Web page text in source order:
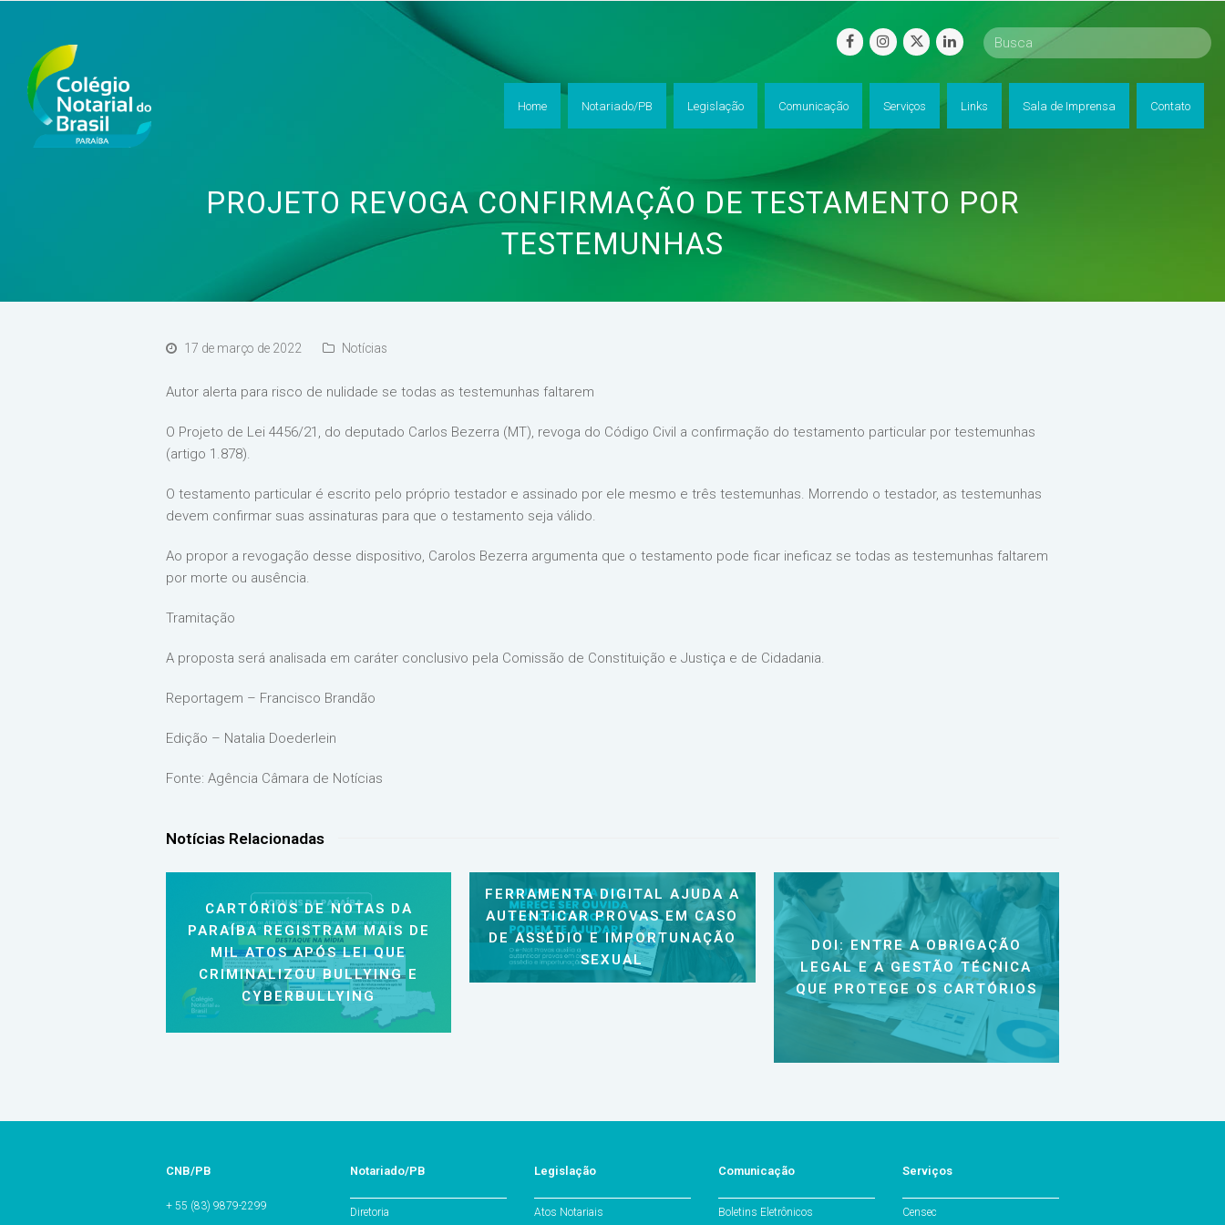
facebookinstagram
twitterlinkedin
Home Notariado/PB Legislação Comunicação Serviços Links Sala de Imprensa Contato
PROJETO REVOGA CONFIRMAÇÃO DE TESTAMENTO POR
TESTEMUNHAS
17 de março de 2022 Notícias
Autor alerta para risco de nulidade se todas as testemunhas faltarem
O Projeto de Lei 4456/21, do deputado Carlos Bezerra (MT), revoga do Código Civil a confirmação do testamento particular por testemunhas
(artigo 1.878).
O testamento particular é escrito pelo próprio testador e assinado por ele mesmo e três testemunhas. Morrendo o testador, as testemunhas
devem confirmar suas assinaturas para que o testamento seja válido.
Ao propor a revogação desse dispositivo, Carolos Bezerra argumenta que o testamento pode ficar ineficaz se todas as testemunhas faltarem
por morte ou ausência.
Tramitação
A proposta será analisada em caráter conclusivo pela Comissão de Constituição e Justiça e de Cidadania.
Reportagem – Francisco Brandão
Edição – Natalia Doederlein
Fonte: Agência Câmara de Notícias
Notícias Relacionadas
CARTÓRIOS DE NOTAS DA
PARAÍBA REGISTRAM MAIS DE
MIL ATOS APÓS LEI QUE
CRIMINALIZOU BULLYING E
CYBERBULLYING
FERRAMENTA DIGITAL AJUDA A
AUTENTICAR PROVAS EM CASO
DE ASSÉDIO E IMPORTUNAÇÃO
SEXUAL
DOI: ENTRE A OBRIGAÇÃO
LEGAL E A GESTÃO TÉCNICA
QUE PROTEGE OS CARTÓRIOS
CNB/PB
+ 55 (83) 9879-2299
Notariado/PB
Diretoria
Legislação
Atos Notariais
Comunicação
Boletins Eletrônicos
Serviços
Censec